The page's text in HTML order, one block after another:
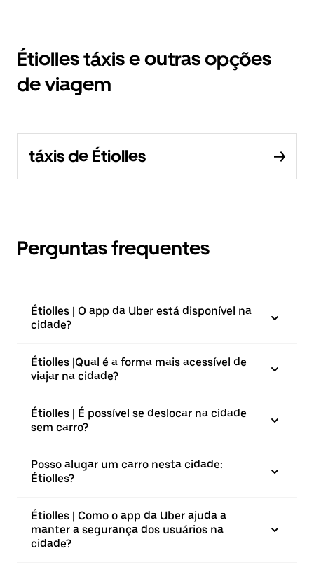
Étiolles táxis e outras opções
de viagem
táxis de Étiolles
Perguntas frequentes
Étiolles | O app da Uber está disponível na
cidade?
Étiolles |⁠Qual é a forma mais acessível de
viajar na cidade?
Étiolles | É possível se deslocar na cidade
sem carro?
Posso alugar um carro nesta cidade:
Étiolles?
Étiolles | Como o app da Uber ajuda a
manter a segurança dos usuários na
cidade?